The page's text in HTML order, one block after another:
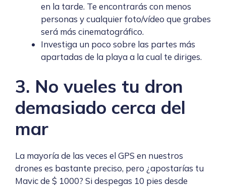
en la tarde. Te encontrarás con menos
personas y cualquier foto/vídeo que grabes
será más cinematográfico.
Investiga un poco sobre las partes más
apartadas de la playa a la cual te diriges.
3. No vueles tu dron
demasiado cerca del
mar
La mayoría de las veces el GPS en nuestros
drones es bastante preciso, pero ¿apostarías tu
Mavic de $ 1000? Si despegas 10 pies desde